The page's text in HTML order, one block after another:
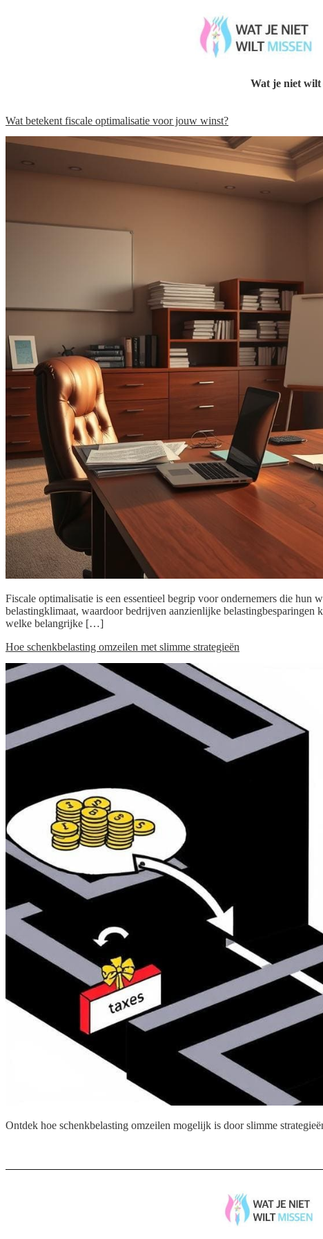
Wat je niet wilt
Wat betekent fiscale optimalisatie voor jouw winst?
Fiscale optimalisatie is een essentieel begrip voor ondernemers die
belastingklimaat, waardoor bedrijven aanzienlijke belastingbesparingen
welke belangrijke […]
Hoe schenkbelasting omzeilen met slimme strategieën
Ontdek hoe schenkbelasting omzeilen mogelijk is door slimme